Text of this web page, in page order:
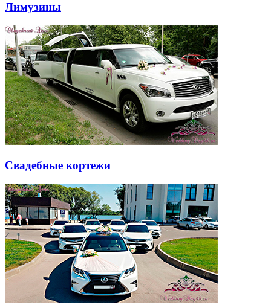
Лимузины
Свадебные кортежи